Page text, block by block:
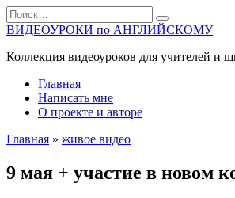
Перейти
к
содержанию
Search
for:
ВИДЕОУРОКИ по АНГЛИЙСКОМУ
Коллекция видеоуроков для учителей и
Главная
Написать мне
О проекте и авторе
Главная » живое видео
9 мая + участие в новом